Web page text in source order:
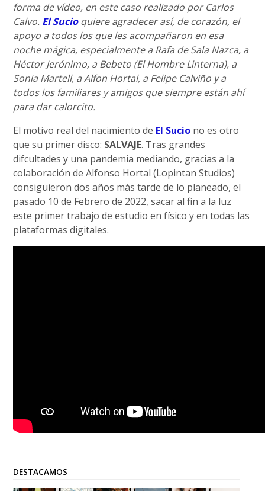
forma de vídeo, en este caso realizado por Carlos
Calvo. El Sucioquiere agradecer así, de corazón, el
apoyo a todos los que les acompañaron en esa
noche mágica, especialmente a Rafa de Sala Nazca, a
Héctor Jerónimo, a Bebeto (El Hombre Linterna), a
Sonia Martell, a Alfon Hortal, a Felipe Calviño y a
todos los familiares y amigos que siempre están ahí
para dar calorcito.
El motivo real del nacimiento de El Sucio no es otro
que su primer disco: SALVAJE. Tras grandes
difcultades y una pandemia mediando, gracias a la
colaboración de Alfonso Hortal (Lopintan Studios)
consiguieron dos años más tarde de lo planeado, el
pasado 10 de Febrero de 2022, sacar al fin a la luz
este primer trabajo de estudio en físico y en todas las
plataformas digitales.
DESTACAMOS